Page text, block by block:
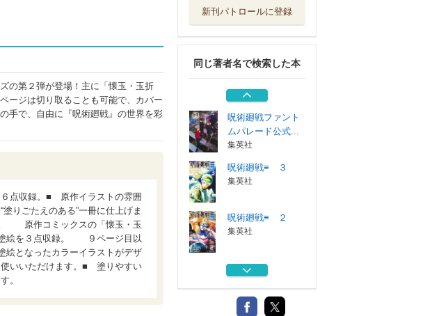
の第２弾が登場！主に「懐玉・玉折
ージは切り取ることも可能で、カバー
手で、自由に『呪術廻戦』の世界を彩
６点収録。■ 原作イラストの雰囲
りごたえのある”一冊に仕上げま
。 原作コミックスの「懐玉・玉
塗絵を３点収録。 ９ページ目以
となったカラーイラストがデザ
いいただけます。■ 塗りやすい
。
新刊パトロールに登録
同じ著者名で検索した本
呪術廻戦≡ １
呪術廻戦 ２９
集英社
呪術廻戦ファント
ムパレード公式...
集英社
呪術廻戦≡ ３
集英社
呪術廻戦≡ ２
集英社
呪術廻戦≡ １